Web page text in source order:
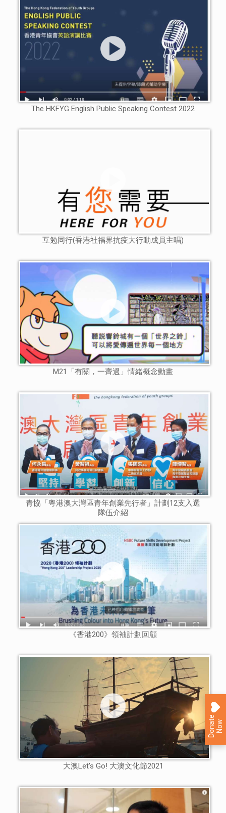
The HKFYG English Public Speaking Contest 2022
互勉同行(香港社福界抗疫大行動成員主唱)
M21「有關，一齊過」情緒概念動畫
青協「粵港澳大灣區青年創業先行者」計劃12支入選
隊伍介紹
《香港200》領袖計劃回顧
大澳Let’s Go! 大澳文化節2021
D
o
n
at
e
N
ow